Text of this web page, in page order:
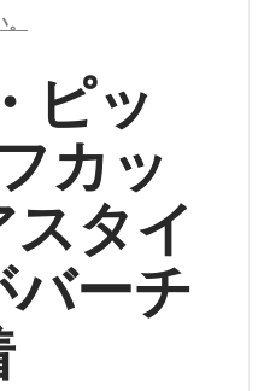
ピッ
カッ
スタイ
ーチ